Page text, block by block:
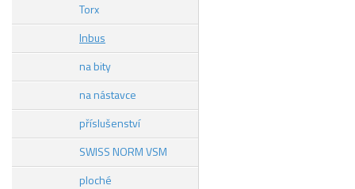
Torx
Inbus
na bity
na nástavce
příslušenství
SWISS NORM VSM
ploché